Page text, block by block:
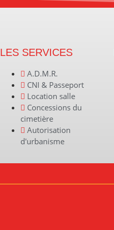
LES SERVICES
A.D.M.R.
CNI & Passeport
Location salle
Concessions du
cimetière
Autorisation
d'urbanisme